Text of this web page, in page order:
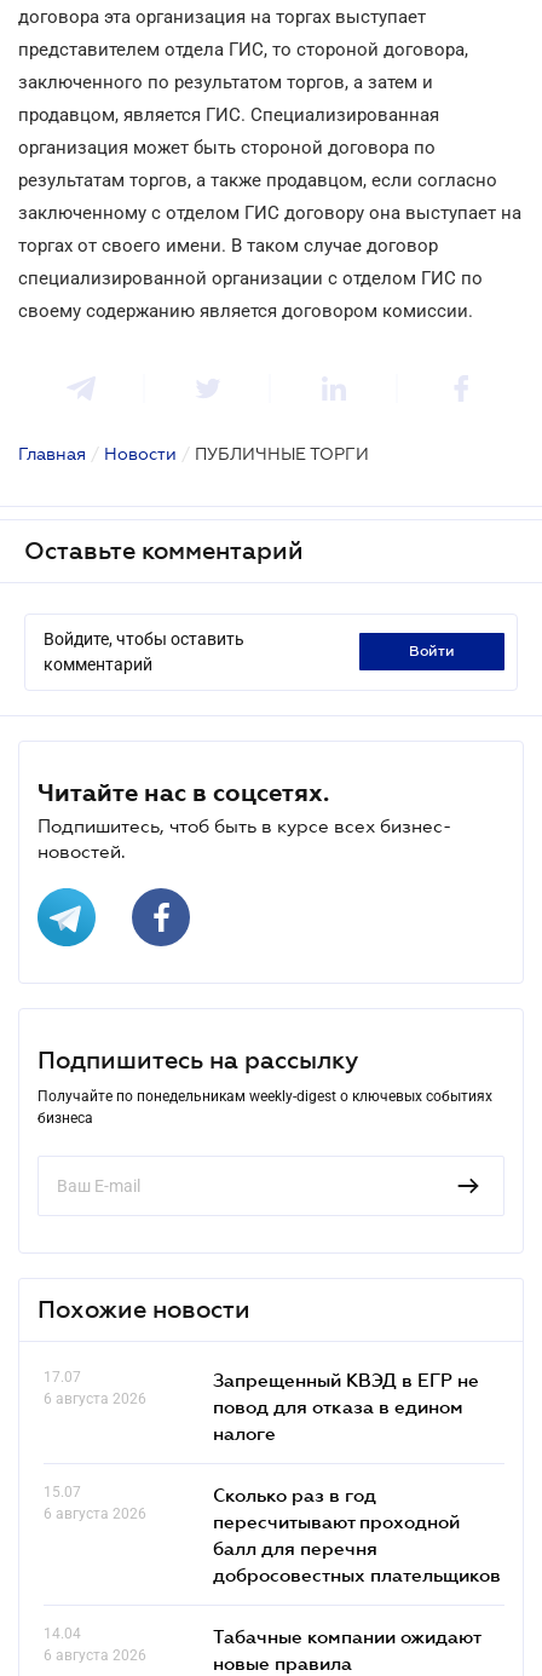
договора эта организация на торгах выступает
представителем отдела ГИС, то стороной договора,
заключенного по результатом торгов, а затем и
продавцом, является ГИС. Специализированная
организация может быть стороной договора по
результатам торгов, а также продавцом, если согласно
заключенному с отделом ГИС договору она выступает на
торгах от своего имени. В таком случае договор
специализированной организации с отделом ГИС по
своему содержанию является договором комиссии.
Главная / Новости / ПУБЛИЧНЫЕ ТОРГИ
Оставьте комментарий
Войдите, чтобы оставить
комментарий
войти
Читайте нас в соцсетях.
Подпишитесь, чтоб быть в курсе всех бизнес-
новостей.
Подпишитесь на рассылку
Получайте по понедельникам weekly-digest о ключевых событиях
бизнеса
Похожие новости
17.07
6 августа 2026
Запрещенный КВЭД в ЕГР не
повод для отказа в едином
налоге
15.07
6 августа 2026
Сколько раз в год
пересчитывают проходной
балл для перечня
добросовестных плательщиков
14.04
6 августа 2026
Табачные компании ожидают
новые правила